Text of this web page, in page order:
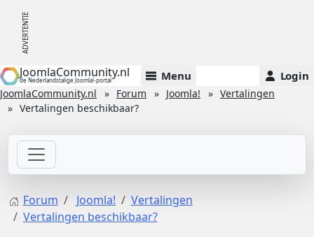
JoomlaCommunity.nl
de Nederlandstalige Joomla!-portal Menu Login
JoomlaCommunity.nl Forum Joomla!
Vertalingen
Vertalingen beschikbaar?
Forum Joomla!
Vertalingen
Vertalingen beschikbaar?